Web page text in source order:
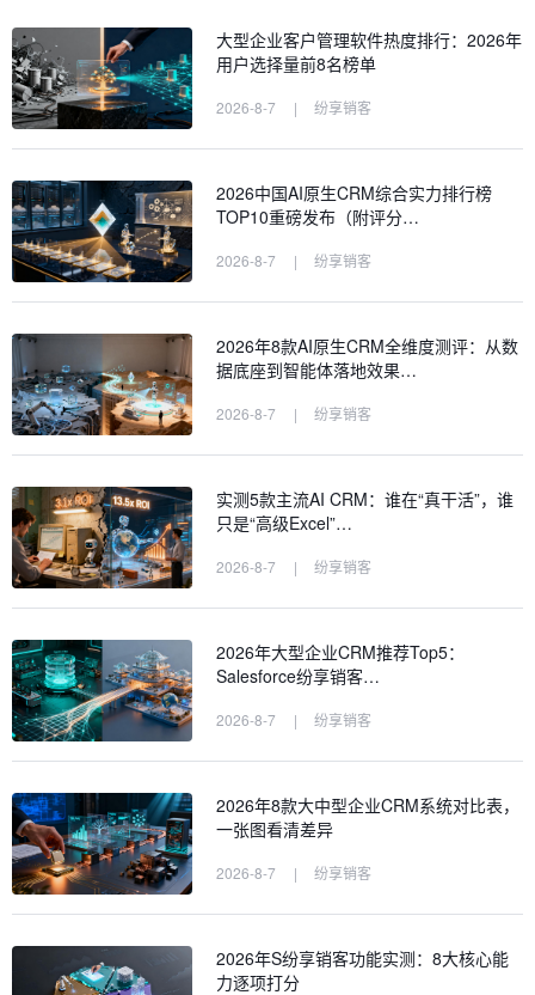
大型企业客户管理软件热度排行：2026年
用户选择量前8名榜单
2026-8-7 | 纷享销客
2026中国AI原生CRM综合实力排行榜
TOP10重磅发布（附评分…
2026-8-7 | 纷享销客
2026年8款AI原生CRM全维度测评：从数
据底座到智能体落地效果…
2026-8-7 | 纷享销客
实测5款主流AI CRM：谁在“真干活”，谁
只是“高级Excel”…
2026-8-7 | 纷享销客
2026年大型企业CRM推荐Top5：
Salesforce纷享销客…
2026-8-7 | 纷享销客
2026年8款大中型企业CRM系统对比表，
一张图看清差异
2026-8-7 | 纷享销客
2026年S纷享销客功能实测：8大核心能
力逐项打分